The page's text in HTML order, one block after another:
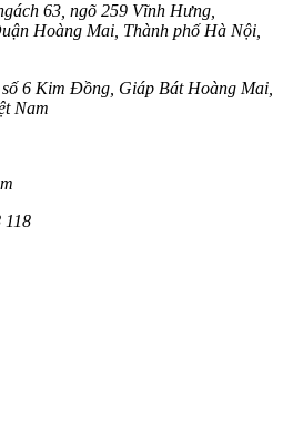
63, ngõ 259 Vĩnh Hưng,
Hoàng Mai, Thành phố Hà Nội,
số 6 Kim Đồng, Giáp Bát Hoàng Mai,
Nam
118